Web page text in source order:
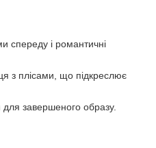
спереду і романтичні
з плісами, що підкреслює
для завершеного образу.